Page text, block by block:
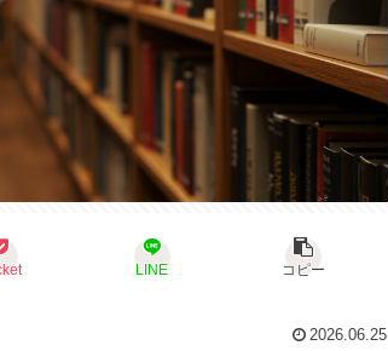
LINE コピー
2026.06.25